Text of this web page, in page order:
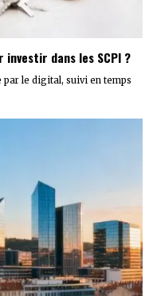
dans les SCPI ?
par le digital, suivi en temps